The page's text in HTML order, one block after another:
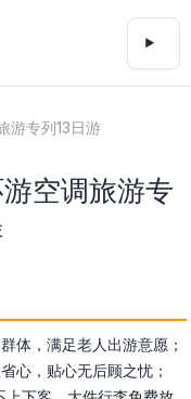
游专列13日游
空调旅游专
体，满足老人出游意愿；
心，贴心无后顾之忧；